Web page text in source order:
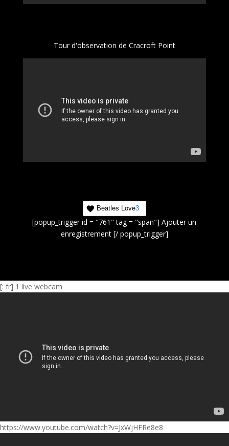
Tour d'observation de Cracroft Point
Beatles Love3
[popup_trigger id = "761" tag = "span"] Ajouter un
enregistrement [/ popup_trigger]
[: fr] 1 live webcam
https://www.youtube.com/watch?v=JxWjHFRe8e8